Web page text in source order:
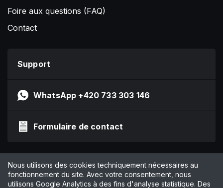
Foire aux questions (FAQ)
Contact
Support
WhatsApp +420 733 303 146
Formulaire de contact
Impressum
Politique de confidentialité
CGV
Nous utilisons des cookies techniquement nécessaires au
fonctionnement du site. Avec votre consentement, nous
utilisons Google Analytics à des fins d'analyse statistique. Des